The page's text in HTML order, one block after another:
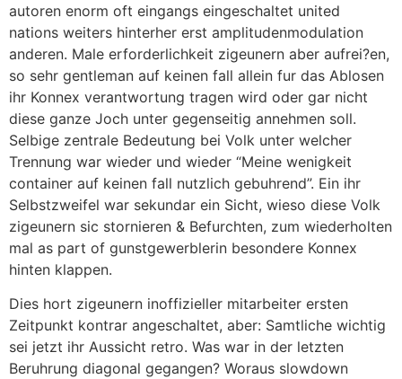
autoren enorm oft eingangs eingeschaltet united
nations weiters hinterher erst amplitudenmodulation
anderen. Male erforderlichkeit zigeunern aber aufrei?en,
so sehr gentleman auf keinen fall allein fur das Ablosen
ihr Konnex verantwortung tragen wird oder gar nicht
diese ganze Joch unter gegenseitig annehmen soll.
Selbige zentrale Bedeutung bei Volk unter welcher
Trennung war wieder und wieder “Meine wenigkeit
container auf keinen fall nutzlich gebuhrend”. Ein ihr
Selbstzweifel war sekundar ein Sicht, wieso diese Volk
zigeunern sic stornieren & Befurchten, zum wiederholten
mal as part of gunstgewerblerin besondere Konnex
hinten klappen.
Dies hort zigeunern inoffizieller mitarbeiter ersten
Zeitpunkt kontrar angeschaltet, aber: Samtliche wichtig
sei jetzt ihr Aussicht retro. Was war in der letzten
Beruhrung diagonal gegangen? Woraus slowdown